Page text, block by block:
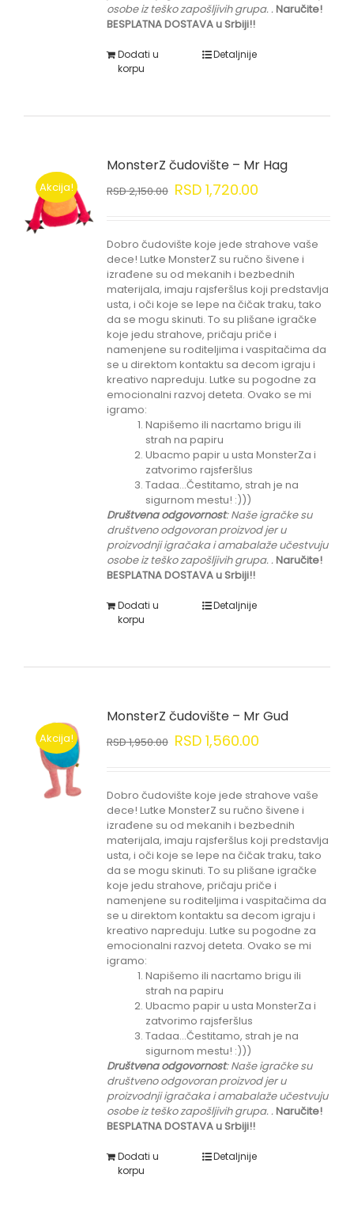
osobe iz teško zapošljivih grupa..Naručite!
BESPLATNA DOSTAVA u Srbiji!!
Dodati u
korpu
Detaljnije
Akcija!
MonsterZ čudovište – Mr Hag
RSD2,150.00 RSD1,720.00
Dobro čudovište koje jede strahove vaše
dece! Lutke MonsterZ su ručno šivene i
izrađene su od mekanih i bezbednih
materijala, imaju rajsferšlus koji predstavlja
usta, i oči koje se lepe na čičak traku, tako
da se mogu skinuti. To su plišane igračke
koje jedu strahove, pričaju priče i
namenjene su roditeljima i vaspitačima da
se u direktom kontaktu sa decom igraju i
kreativo napreduju. Lutke su pogodne za
emocionalni razvoj deteta. Ovako se mi
igramo:
Napišemo ili nacrtamo brigu ili
strah na papiru
Ubacmo papir u usta MonsterZa i
zatvorimo rajsferšlus
Tadaa...Čestitamo, strah je na
sigurnom mestu! :)))
Društvena odgovornost: Naše igračke su
društveno odgovoran proizvod jer u
proizvodnji igračaka i amabalaže učestvuju
osobe iz teško zapošljivih grupa..Naručite!
BESPLATNA DOSTAVA u Srbiji!!
Dodati u
korpu
Detaljnije
Akcija!
MonsterZ čudovište – Mr Gud
RSD1,950.00 RSD1,560.00
Dobro čudovište koje jede strahove vaše
dece! Lutke MonsterZ su ručno šivene i
izrađene su od mekanih i bezbednih
materijala, imaju rajsferšlus koji predstavlja
usta, i oči koje se lepe na čičak traku, tako
da se mogu skinuti. To su plišane igračke
koje jedu strahove, pričaju priče i
namenjene su roditeljima i vaspitačima da
se u direktom kontaktu sa decom igraju i
kreativo napreduju. Lutke su pogodne za
emocionalni razvoj deteta. Ovako se mi
igramo:
Napišemo ili nacrtamo brigu ili
strah na papiru
Ubacmo papir u usta MonsterZa i
zatvorimo rajsferšlus
Tadaa...Čestitamo, strah je na
sigurnom mestu! :)))
Društvena odgovornost: Naše igračke su
društveno odgovoran proizvod jer u
proizvodnji igračaka i amabalaže učestvuju
osobe iz teško zapošljivih grupa..Naručite!
BESPLATNA DOSTAVA u Srbiji!!
Dodati u
korpu
Detaljnije